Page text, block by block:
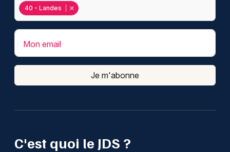
C'est quoi le JDS ?
40 - Landes
Mon email
Je m'abonne